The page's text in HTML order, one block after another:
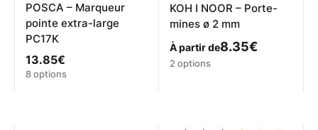
POSCA – Marqueur
pointe extra-large
PC17K
13.85€
Ce
8 options
KOH I NOOR – Porte-
mines ø 2 mm
À partir de8.35€
Ce
2 options